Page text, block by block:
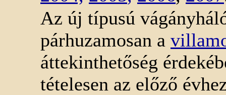
Az új típusú
párhuzamosan a
áttekinthetőség
tételesen az előző